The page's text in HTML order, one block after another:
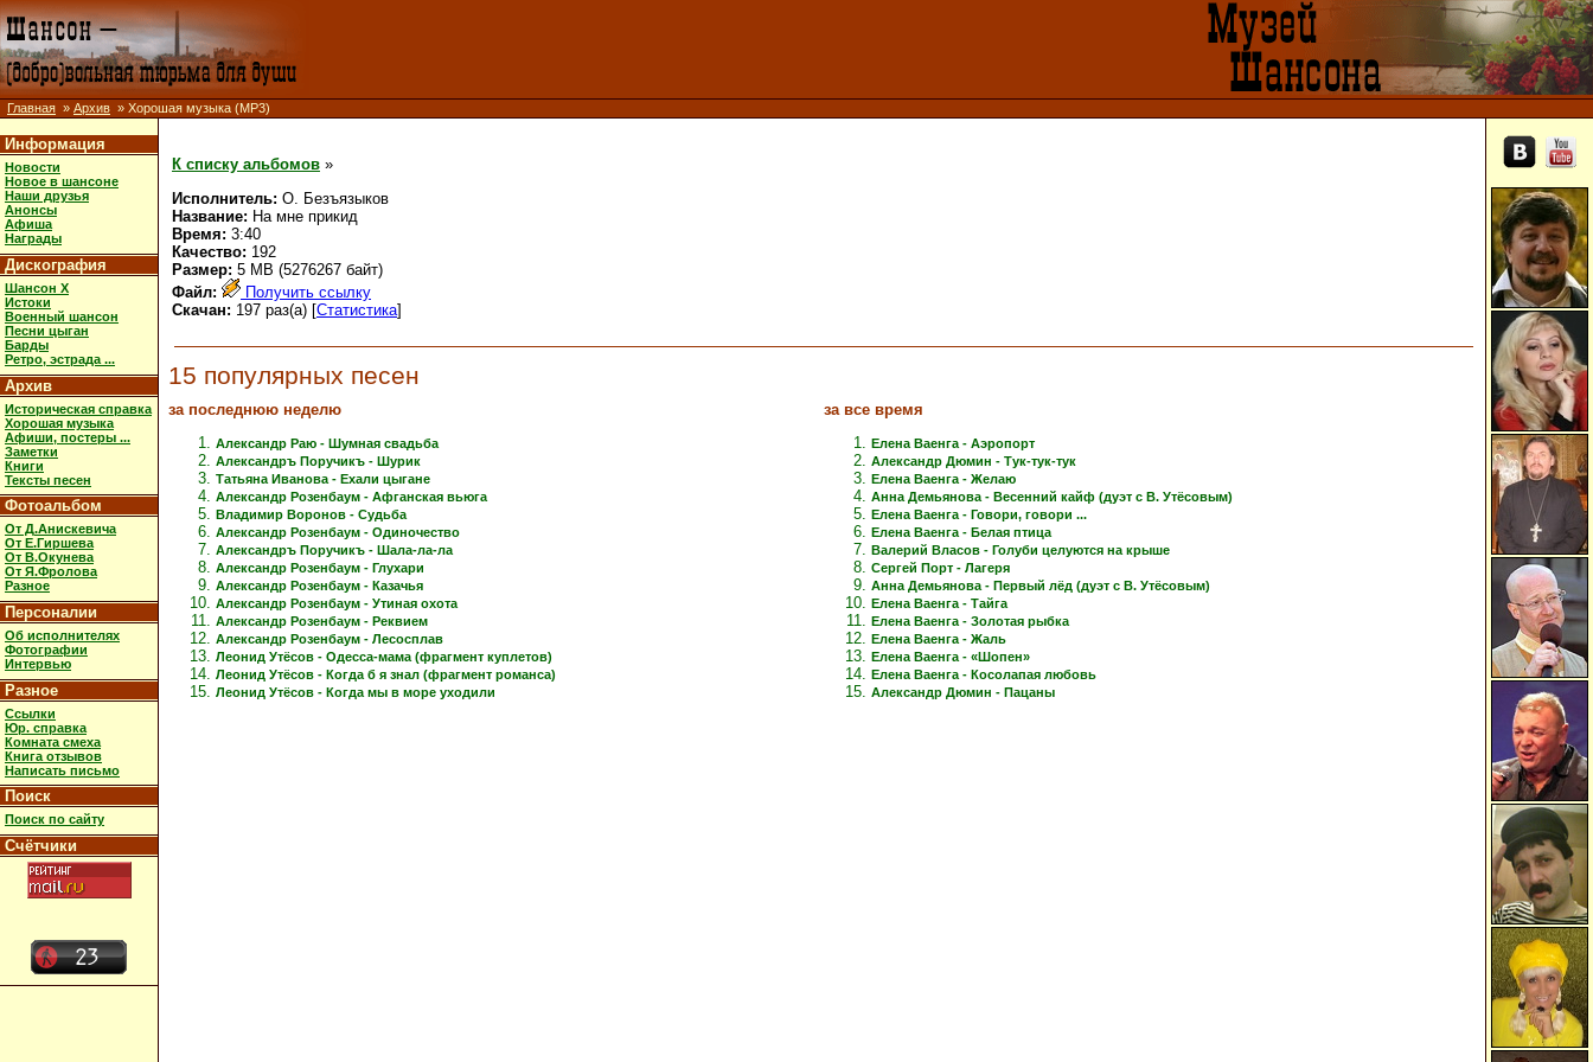
Главная » Архив » Хорошая музыка (MP3)
Информация
Новости
Новое в шансоне
Наши друзья
Анонсы
Афиша
Награды
Дискография
Шансон X
Истоки
Военный шансон
Песни цыган
Барды
Ретро, эстрада ...
Архив
Историческая справка
Хорошая музыка
Афиши, постеры ...
Заметки
Книги
Тексты песен
Фотоальбом
От Д.Анискевича
От Е.Гиршева
От В.Окунева
От Я.Фролова
Разное
Персоналии
Об исполнителях
Фотографии
Интервью
Разное
Ссылки
Юр. справка
Комната смеха
Книга отзывов
Написать письмо
Поиск
Поиск по сайту
Счётчики
К списку альбомов »
Исполнитель: О. Безъязыков
Название: На мне прикид
Время: 3:40
Качество: 192
Размер: 5 MB (5276267 байт)
Файл:
Получить ссылку
Скачан: 197 раз(а) [Статистика]
15 популярных песен
за последнюю неделю
Александр Раю - Шумная свадьба
Александръ Поручикъ - Шурик
Татьяна Иванова - Ехали цыгане
Александр Розенбаум - Афганская вьюга
Владимир Воронов - Судьба
Александр Розенбаум - Одиночество
Александръ Поручикъ - Шала-ла-ла
Александр Розенбаум - Глухари
Александр Розенбаум - Казачья
Александр Розенбаум - Утиная охота
Александр Розенбаум - Реквием
Александр Розенбаум - Лесосплав
Леонид Утёсов - Одесса-мама (фрагмент куплетов)
Леонид Утёсов - Когда б я знал (фрагмент романса)
Леонид Утёсов - Когда мы в море уходили
за все время
Елена Ваенга - Аэропорт
Александр Дюмин - Тук-тук-тук
Елена Ваенга - Желаю
Анна Демьянова - Весенний кайф (дуэт с В. Утёсовым)
Елена Ваенга - Говори, говори ...
Елена Ваенга - Белая птица
Валерий Власов - Голуби целуются на крыше
Сергей Порт - Лагеря
Анна Демьянова - Первый лёд (дуэт с В. Утёсовым)
Елена Ваенга - Тайга
Елена Ваенга - Золотая рыбка
Елена Ваенга - Жаль
Елена Ваенга - «Шопен»
Елена Ваенга - Косолапая любовь
Александр Дюмин - Пацаны